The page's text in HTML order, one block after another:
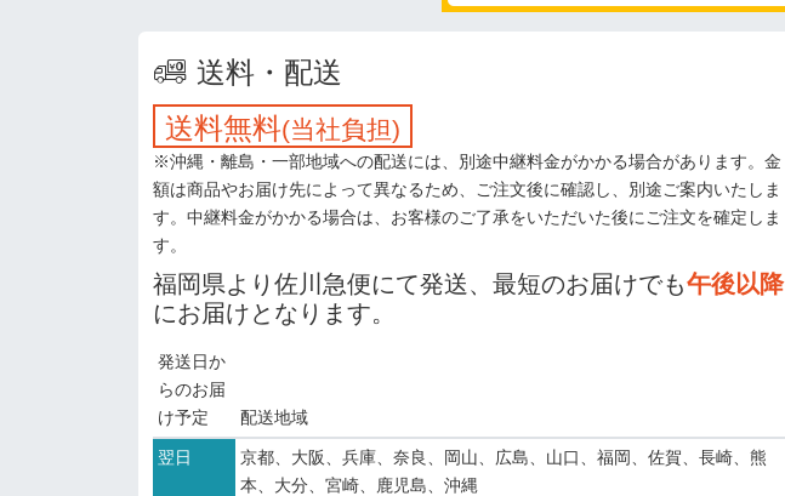
送料・配送
送料無料(当社負担)
※沖縄・離島・一部地域への配送には、別途中継料金がかかる場合があります。金
額は商品やお届け先によって異なるため、ご注文後に確認し、別途ご案内いたしま
す。中継料金がかかる場合は、お客様のご了承をいただいた後にご注文を確定しま
す。
発送日か
らのお届
け予定
配送地域
翌日
京都、大阪、兵庫、奈良、岡山、広島、山口、福岡、佐賀、長崎、熊
本、大分、宮崎、鹿児島、沖縄
福岡県より佐川急便にて発送、最短のお届けでも午後以降
にお届けとなります。